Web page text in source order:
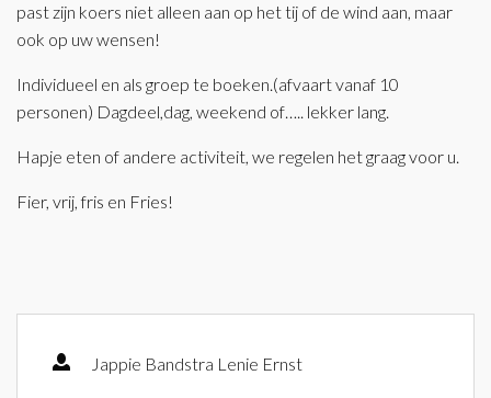
past zijn koers niet alleen aan op het tij of de wind aan, maar
ook op uw wensen!
Individueel en als groep te boeken.(afvaart vanaf 10
personen) Dagdeel,dag, weekend of….. lekker lang.
Hapje eten of andere activiteit, we regelen het graag voor u.
Fier, vrij, fris en Fries!
Jappie Bandstra Lenie Ernst